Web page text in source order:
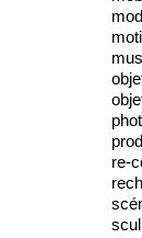
re-